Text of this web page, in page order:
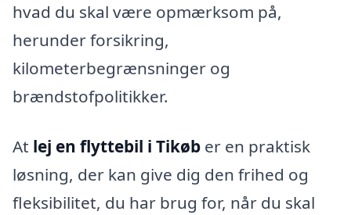
hvad du skal være opmærksom på,
herunder forsikring,
kilometerbegrænsninger og
brændstofpolitikker.
At lej en flyttebil i Tikøb er en praktisk
løsning, der kan give dig den frihed og
fleksibilitet, du har brug for, når du skal